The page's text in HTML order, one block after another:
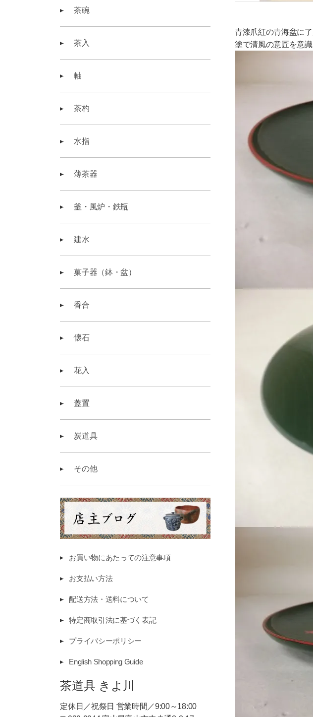
青漆爪紅の青海盆に
塗で清風の意匠を意
茶碗
茶入
軸
茶杓
水指
薄茶器
釜・風炉・鉄瓶
建水
菓子器（鉢・盆）
香合
懐石
花入
蓋置
炭道具
その他
お買い物にあたっての注意事項
お支払い方法
配送方法・送料について
特定商取引法に基づく表記
プライバシーポリシー
English Shopping Guide
茶道具 きよ川
定休日／祝祭日 営業時間／9:00～18:00